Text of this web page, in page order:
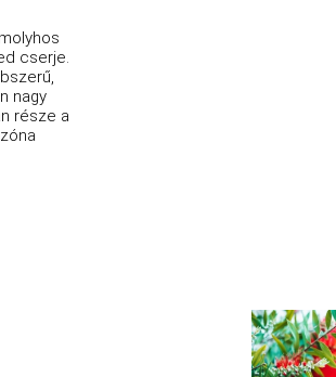
cserje.
nagy
része a